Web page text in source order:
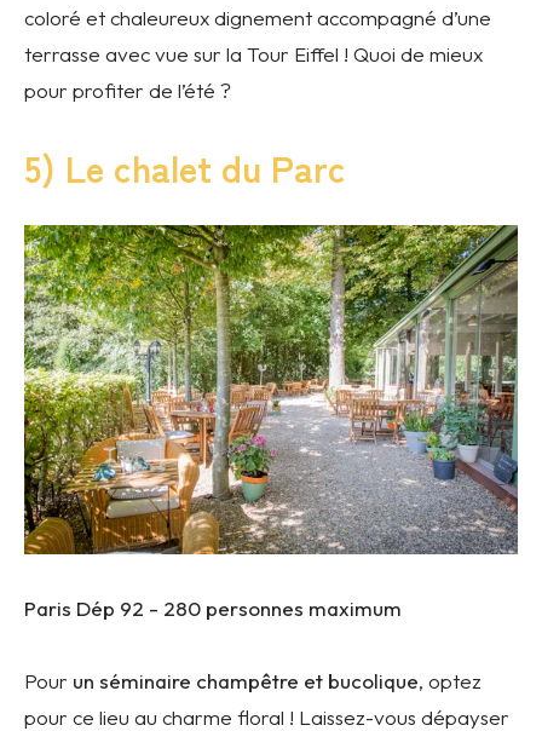
coloré et chaleureux dignement accompagné d’une
terrasse avec vue sur la Tour Eiffel ! Quoi de mieux
pour profiter de l’été ?
5) Le chalet du Parc
Paris Dép 92 - 280 personnes maximum
Pour un séminaire champêtre et bucolique, optez
pour ce lieu au charme floral ! Laissez-vous dépayser